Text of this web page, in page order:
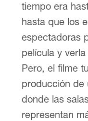
tiempo era
hasta que los
espectadoras
película y
Pero, el filme
producción de
donde las
representan